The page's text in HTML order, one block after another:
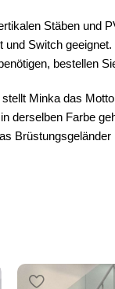
Stäben und
und Switch
bestellen
Minka das
derselben Farbe